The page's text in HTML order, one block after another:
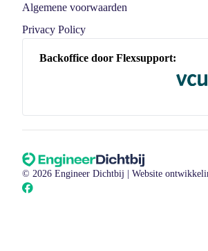
Algemene voorwaarden
Privacy Policy
Backoffice door Flexsupport:
© 2026 Engineer Dichtbij | Website